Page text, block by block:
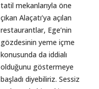
tatil mekanlarıyla öne
çıkan Alaçatı’ya açılan
restaurantlar, Ege’nin
gözdesinin yeme içme
konusunda da iddialı
olduğunu göstermeye
başladı diyebiliriz. Sessiz